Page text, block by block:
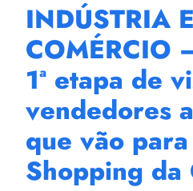
INDÚSTRIA E
COMÉRCIO
1ª etapa de
vendedores
que vão
Shopping da